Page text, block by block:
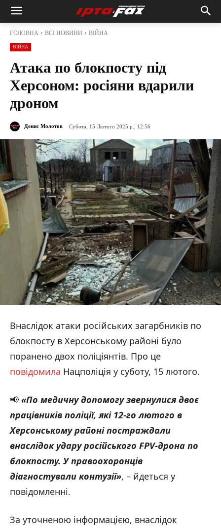
ГОЛОВНА ВСІ НОВИНИ ВІЙНА
ВІЙНА
Атака по блокпосту під
Херсоном: росіяни вдарили
дроном
Денис Молотов Субота, 15 Лютого 2025 р., 12:56
Внаслідок атаки російських загарбників по
блокпосту в Херсонському районі було
поранено двох поліціянтів. Про це
повідомила Нацполіція у суботу, 15 лютого.
📢 «По медичну допомогу звернулися двоє
працівників поліції, які 12-го лютого в
Херсонському районі постраждали
внаслідок удару російського FPV-дрона по
блокпосту. У правоохоронців
діагностували контузії», – йдеться у
повідомленні.
За уточненою інформацією, внаслідок